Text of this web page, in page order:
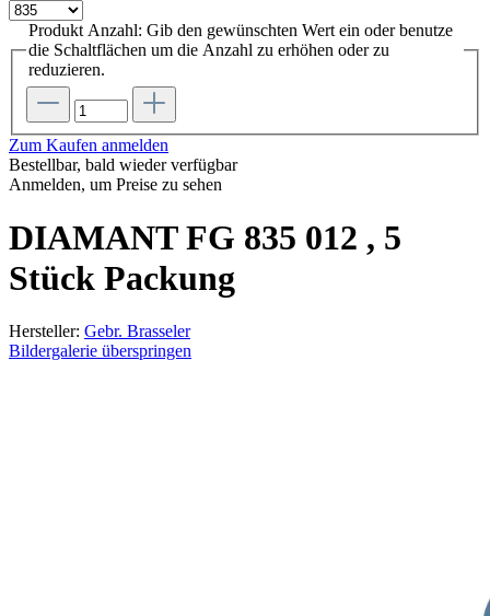
Produkt Anzahl: Gib den gewünschten Wert ein oder benutze
die Schaltflächen um die Anzahl zu erhöhen oder zu
reduzieren.
Zum Kaufen anmelden
Bestellbar, bald wieder verfügbar
Anmelden, um Preise zu sehen
DIAMANT FG 835 012 , 5
Stück Packung
Hersteller: Gebr. Brasseler
Bildergalerie überspringen